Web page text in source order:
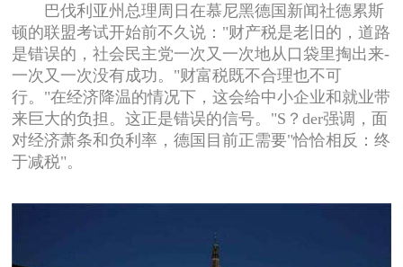
巴伐利亚州总理周日在慕尼黑德国新闻社德累斯
顿的联盟考试开始前不久说："财产税是老旧的，道路
是错误的，社会民主党一次又一次地从口袋里掏出来-
一次又一次没有成功。"财富税既不合理也不可
行。"在经济降温的情况下，这会给中小企业和就业带
来巨大的负担。这正是错误的信号。"S？der强调，面
对经济萧条和负利率，德国目前正需要"恰恰相反：终
于减税"。